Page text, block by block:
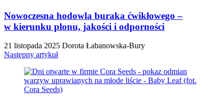
Nowoczesna hodowla buraka ćwikłowego –
w kierunku plonu, jakości i odporności
21 listopada 2025 Dorota Łabanowska-Bury
Następny artykuł